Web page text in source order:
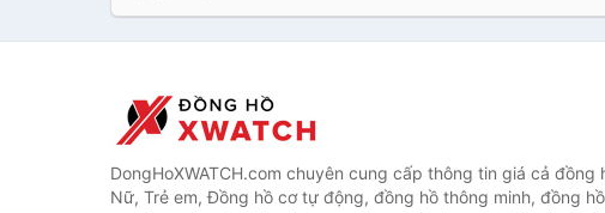
DongHoXWATCH.com chuyên cung cấp thông tin giá cả đồng
Nữ, Trẻ em, Đồng hồ cơ tự động, đồng hồ thông minh, đồng